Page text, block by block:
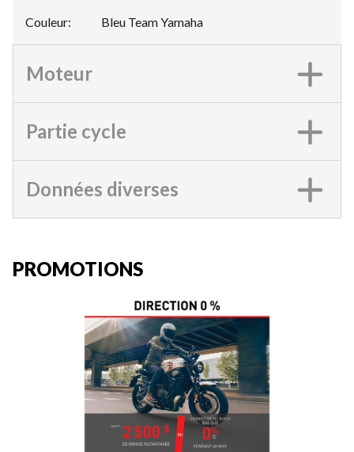
Couleur: Bleu Team Yamaha
Moteur
Partie cycle
Données diverses
PROMOTIONS